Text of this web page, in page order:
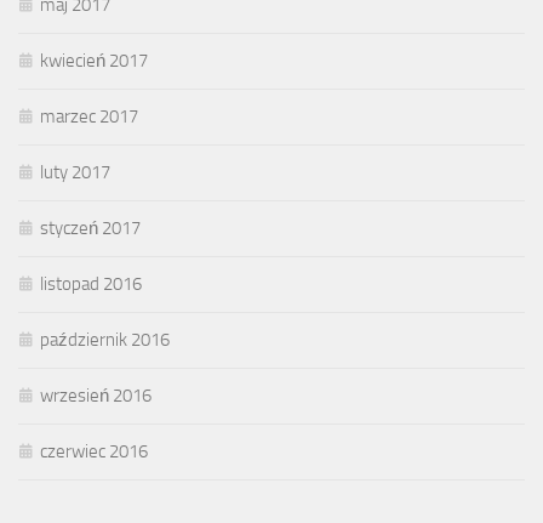
maj 2017
kwiecień 2017
marzec 2017
luty 2017
styczeń 2017
listopad 2016
październik 2016
wrzesień 2016
czerwiec 2016